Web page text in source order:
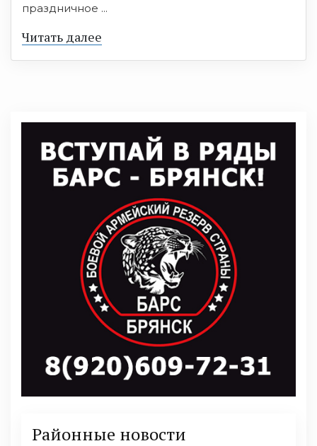
праздничное ...
Читать далее
Районные новости